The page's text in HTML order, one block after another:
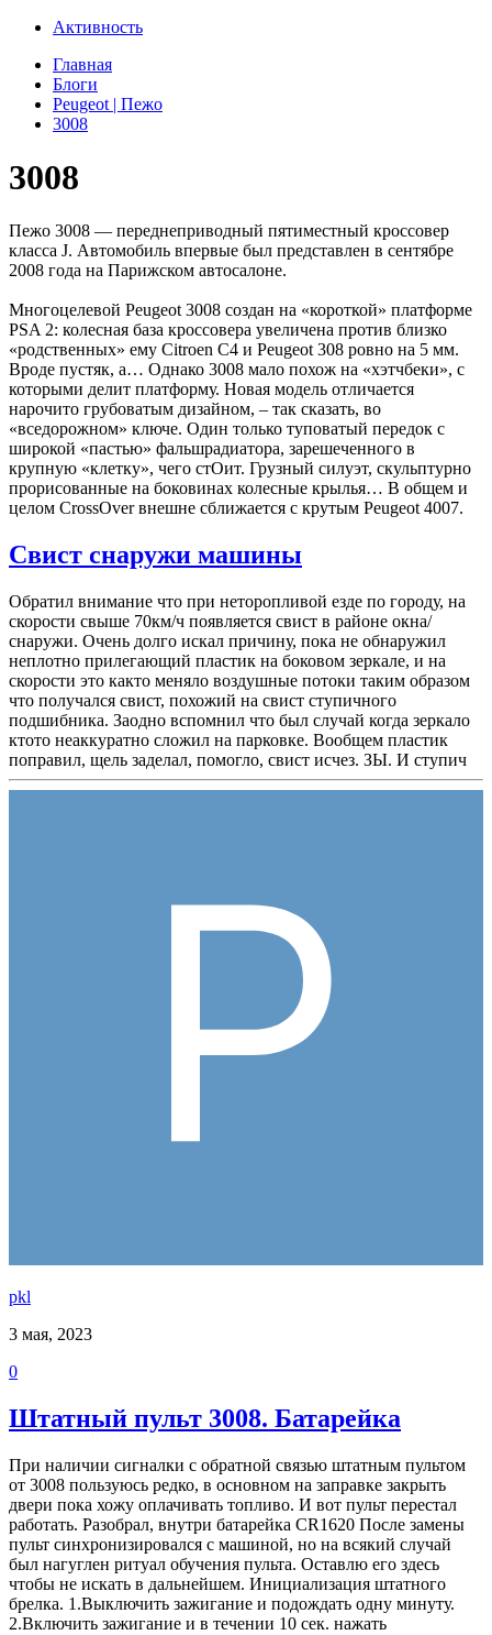
Активность
Главная
Блоги
Peugeot | Пежо
3008
3008
Пежо 3008 — переднеприводный пятиместный кроссовер
класса J. Автомобиль впервые был представлен в сентябре
2008 года на Парижском автосалоне.
Многоцелевой Peugeot 3008 создан на «короткой» платформе
PSA 2: колесная база кроссовера увеличена против близко
«родственных» ему Citroen C4 и Peugeot 308 ровно на 5 мм.
Вроде пустяк, а… Однако 3008 мало похож на «хэтчбеки», с
которыми делит платформу. Новая модель отличается
нарочито грубоватым дизайном, – так сказать, во
«вседорожном» ключе. Один только туповатый передок с
широкой «пастью» фальшрадиатора, зарешеченного в
крупную «клетку», чего стОит. Грузный силуэт, скульптурно
прорисованные на боковинах колесные крылья… В общем и
целом CrossOver внешне сближается с крутым Peugeot 4007.
Свист снаружи машины
Обратил внимание что при неторопливой езде по городу, на
скорости свыше 70км/ч появляется свист в районе окна/
снаружи. Очень долго искал причину, пока не обнаружил
неплотно прилегающий пластик на боковом зеркале, и на
скорости это както меняло воздушные потоки таким образом
что получался свист, похожий на свист ступичного
подшибника. Заодно вспомнил что был случай когда зеркало
ктото неаккуратно сложил на парковке. Вообщем пластик
поправил, щель заделал, помогло, свист исчез. ЗЫ. И ступич
pkl
3 мая, 2023
0
Штатный пульт 3008. Батарейка
При наличии сигналки с обратной связью штатным пультом
от 3008 пользуюсь редко, в основном на заправке закрыть
двери пока хожу оплачивать топливо. И вот пульт перестал
работать. Разобрал, внутри батарейка CR1620 После замены
пульт синхронизировался с машиной, но на всякий случай
был нагуглен ритуал обучения пульта. Оставлю его здесь
чтобы не искать в дальнейшем. Инициализация штатного
брелка. 1.Выключить зажигание и подождать одну минуту.
2.Включить зажигание и в течении 10 сек. нажать